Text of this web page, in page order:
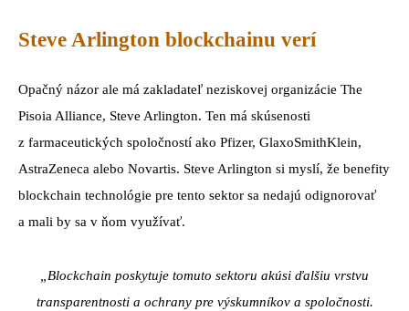
Steve Arlington blockchainu verí
Opačný názor ale má zakladateľ neziskovej organizácie The
Pisoia Alliance, Steve Arlington. Ten má skúsenosti
z farmaceutických spoločností ako Pfizer, GlaxoSmithKlein,
AstraZeneca alebo Novartis. Steve Arlington si myslí, že benefity
blockchain technológie pre tento sektor sa nedajú odignorovať
a mali by sa v ňom využívať.
„Blockchain poskytuje tomuto sektoru akúsi ďalšiu vrstvu
transparentnosti a ochrany pre výskumníkov a spoločnosti.